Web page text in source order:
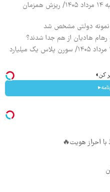
قیمت محصولات ایران خودرو چهارشنبه ۱۴ مرداد ۱۴۰۵/ ریزش همزمان
نمونه دولتی مشخص شد
رهام هادیان از هم جدا شدند؟
قیمت محصولات ایران خودرو شنبه ۱۰ مرداد ۱۴۰۵/ سورن پلاس یک میلیارد
کن◖